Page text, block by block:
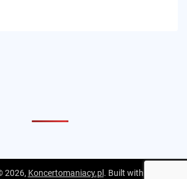
2026, Koncertomaniacy.pl . Built with